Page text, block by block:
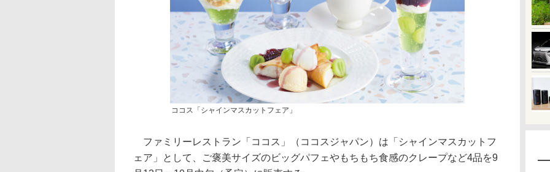
ココス「シャインマスカットフェア」
ファミリーレストラン「ココス」（ココスジャパン）は「シャインマスカットフ
ェア」として、ご褒美サイズのビッグパフェやもちもち食感のクレープなど4品を9